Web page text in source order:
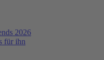
2026
für ihn